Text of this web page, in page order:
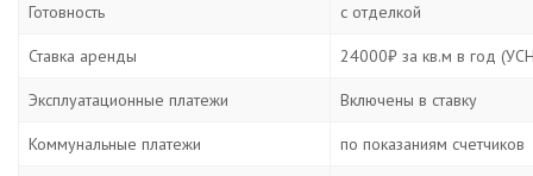
Готовность с отделкой
Ставка аренды 24000₽ за кв.м в год
Эксплуатационные платежи Включены в ставку
Коммунальные платежи по показаниям счетчиков